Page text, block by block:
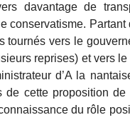
davantage de
conservatisme.
vers le
reprises) et vers
d’A la
cette proposition
du rôle